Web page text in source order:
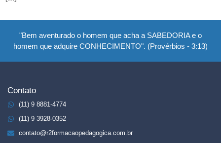
"Bem aventurado o homem que acha a SABEDORIA e o
homem que adquire CONHECIMENTO". (Provérbios - 3:13)
Contato
(11) 9 8881-4774
(11) 9 3928-0352
contato@r2formacaopedagogica.com.br